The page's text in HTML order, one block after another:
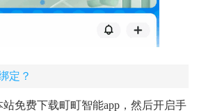
定？
免费下载町町智能app，然后开启手